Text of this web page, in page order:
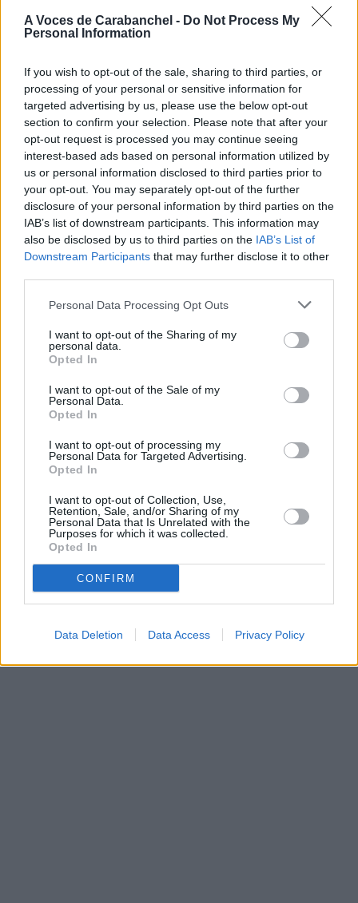
A Voces de Carabanchel - Do Not Process My
Personal Information
If you wish to opt-out of the sale, sharing to third parties, or
processing of your personal or sensitive information for
targeted advertising by us, please use the below opt-out
section to confirm your selection. Please note that after your
opt-out request is processed you may continue seeing
interest-based ads based on personal information utilized by
us or personal information disclosed to third parties prior to
your opt-out. You may separately opt-out of the further
disclosure of your personal information by third parties on the
IAB’s list of downstream participants. This information may
also be disclosed by us to third parties on the IAB’s List of
Downstream Participants that may further disclose it to other
Personal Data Processing Opt Outs
I want to opt-out of the Sharing of my
personal data.
Opted In
I want to opt-out of the Sale of my
Personal Data.
Opted In
I want to opt-out of processing my
Personal Data for Targeted Advertising.
Opted In
I want to opt-out of Collection, Use,
Retention, Sale, and/or Sharing of my
Personal Data that Is Unrelated with the
Purposes for which it was collected.
Opted In
CONFIRM
Data Deletion Data Access Privacy Policy